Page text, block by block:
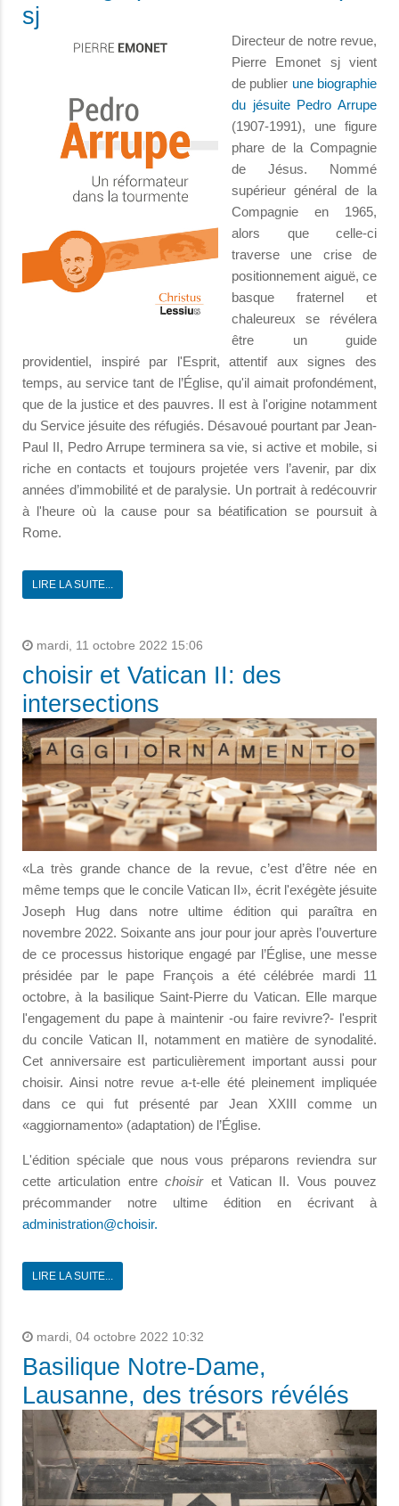
sj
Directeur de notre revue,
Pierre Emonet sj vient
de publier une biographie
du jésuite Pedro Arrupe
(1907-1991), une figure
phare de la Compagnie
de Jésus. Nommé
supérieur général de la
Compagnie en 1965,
alors que celle-ci
traverse une crise de
positionnement aiguë, ce
basque fraternel et
chaleureux se révélera
être un guide
providentiel, inspiré par l'Esprit, attentif aux signes des
temps, au service tant de l’Église, qu'il aimait profondément,
que de la justice et des pauvres. Il est à l'origine notamment
du Service jésuite des réfugiés. Désavoué pourtant par Jean-
Paul II, Pedro Arrupe terminera sa vie, si active et mobile, si
riche en contacts et toujours projetée vers l’avenir, par dix
années d’immobilité et de paralysie. Un portrait à redécouvrir
à l'heure où la cause pour sa béatification se poursuit à
Rome.
LIRE LA SUITE...
mardi, 11 octobre 2022 15:06
choisir et Vatican II: des
intersections
«La très grande chance de la revue, c’est d’être née en
même temps que le concile Vatican II», écrit l'exégète jésuite
Joseph Hug dans notre ultime édition qui paraîtra en
novembre 2022. Soixante ans jour pour jour après l’ouverture
de ce processus historique engagé par l’Église, une messe
présidée par le pape François a été célébrée mardi 11
octobre, à la basilique Saint-Pierre du Vatican. Elle marque
l'engagement du pape à maintenir -ou faire revivre?- l'esprit
du concile Vatican II, notamment en matière de synodalité.
Cet anniversaire est particulièrement important aussi pour
choisir. Ainsi notre revue a-t-elle été pleinement impliquée
dans ce qui fut présenté par Jean XXIII comme un
«aggiornamento» (adaptation) de l’Église.
L'édition spéciale que nous vous préparons reviendra sur
cette articulation entrechoisiret Vatican II. Vous pouvez
précommander notre ultime édition en écrivant à
administration@choisir.
LIRE LA SUITE...
mardi, 04 octobre 2022 10:32
Basilique Notre-Dame,
Lausanne, des trésors révélés